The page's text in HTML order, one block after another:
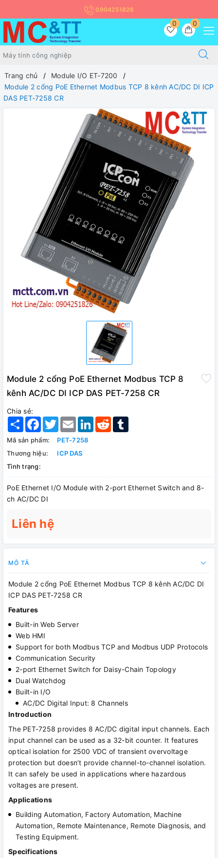
0904251826
0
0
Trang chủ
Module I/O ET-7200
Module 2 cổng PoE Ethernet Modbus TCP 8 kênh AC/DC DI ICP
DAS PET-7258 CR
Module 2 cổng PoE Ethernet Modbus TCP 8
kênh AC/DC DI ICP DAS PET-7258 CR
Chia sẻ:
Share Facebook
TwitterEmail LinkedInReddit
Mã sản phẩm:
PET-7258
Thương hiệu:
ICP DAS
Tình trạng:
PoE Ethernet I/O Module with 2-port Ethernet Switch and 8-
ch AC/DC DI
Liên hệ
MÔ TẢ
Module 2 cổng PoE Ethernet Modbus TCP 8 kênh AC/DC DI
ICP DAS PET-7258 CR
Features
Built-in Web Server
Web HMI
Support for both Modbus TCP and Modbus UDP Protocols
Communication Security
2-port Ethernet Switch for Daisy-Chain Topology
Dual Watchdog
Built-in I/O
AC/DC Digital Input: 8 Channels
Introduction
The PET-7258 provides 8 AC/DC digital input channels. Each
input channel can be used as a 32-bit counter. It features
optical isolation for 2500 VDC of transient overvoltage
protection but doesn’t provide channel-to-channel isolation.
It can safely be used in applications where hazardous
voltages are present.
Applications
Building Automation, Factory Automation, Machine
Automation, Remote Maintenance, Remote Diagnosis, and
Testing Equipment.
Specifications